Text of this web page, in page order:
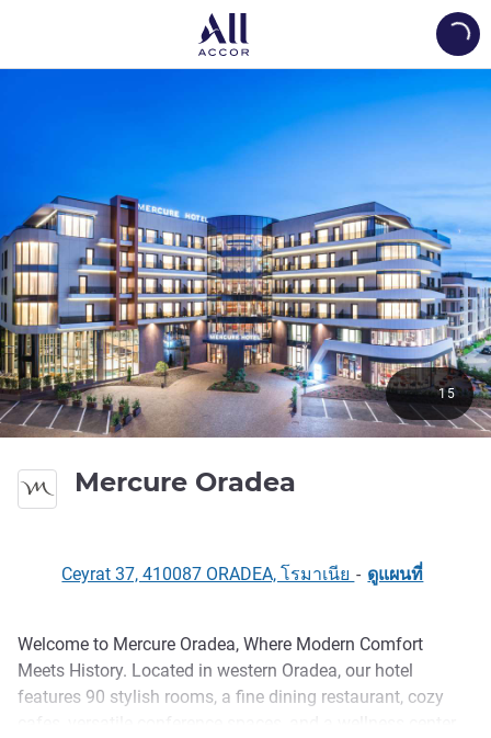
Mercure Oradea
15
Ceyrat 37, 410087 ORADEA, โรมาเนีย - ดูแผนที่
รายละเอียด
Welcome to Mercure Oradea, Where Modern Comfort
Meets History. Located in western Oradea, our hotel
features 90 stylish rooms, a fine dining restaurant, cozy